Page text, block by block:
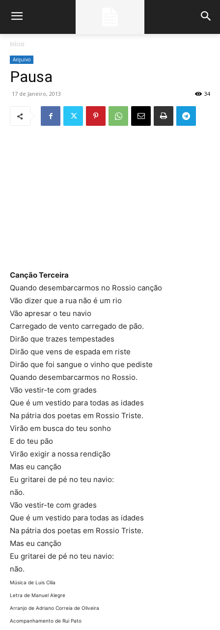
Início
Arquivo
Pausa
17 de Janeiro, 2013 34
Canção Terceira
Quando desembarcarmos no Rossio canção
Vão dizer que a rua não é um rio
Vão apresar o teu navio
Carregado de vento carregado de pão.
Dirão que trazes tempestades
Dirão que vens de espada em riste
Dirão que foi sangue o vinho que pediste
Quando desembarcarmos no Rossio.
Vão vestir-te com grades
Que é um vestido para todas as idades
Na pátria dos poetas em Rossio Triste.
Virão em busca do teu sonho
E do teu pão
Virão exigir a nossa rendição
Mas eu canção
Eu gritarei de pé no teu navio:
não.
Vão vestir-te com grades
Que é um vestido para todas as idades
Na pátria dos poetas em Rossio Triste.
Mas eu canção
Eu gritarei de pé no teu navio:
não.
Música de Luis Cilia
Letra de Manuel Alegre
Arranjo de Adriano Correia de Oliveira
Acompanhamento de Rui Pato